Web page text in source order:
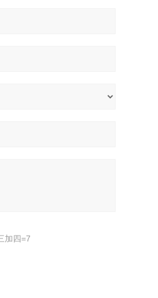
加四=7